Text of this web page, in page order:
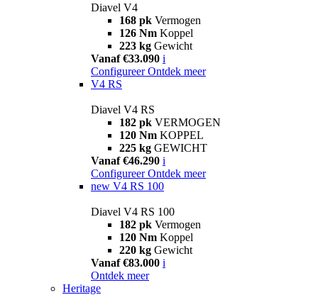
Diavel V4
168 pk Vermogen
126 Nm Koppel
223 kg Gewicht
Vanaf €33.090 i
Configureer Ontdek meer
V4 RS
Diavel V4 RS
182 pk VERMOGEN
120 Nm KOPPEL
225 kg GEWICHT
Vanaf €46.290 i
Configureer Ontdek meer
new V4 RS 100
Diavel V4 RS 100
182 pk Vermogen
120 Nm Koppel
220 kg Gewicht
Vanaf €83.000 i
Ontdek meer
Heritage